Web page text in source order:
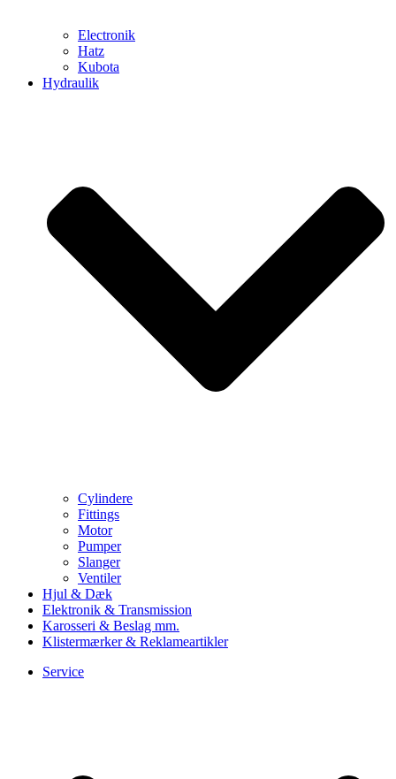
Electronik
Hatz
Kubota
Hydraulik
Cylindere
Fittings
Motor
Pumper
Slanger
Ventiler
Hjul & Dæk
Elektronik & Transmission
Karosseri & Beslag mm.
Klistermærker & Reklameartikler
Service